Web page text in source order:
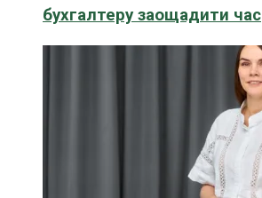
бухгалтеру заощадити час